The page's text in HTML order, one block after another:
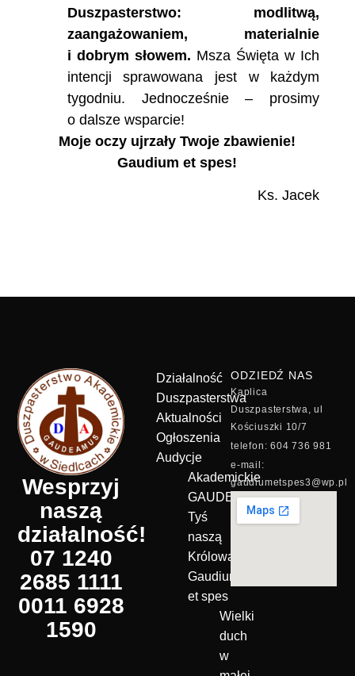
Duszpasterstwo: modlitwą,
zaangażowaniem, materialnie
i dobrym słowem. Msza Święta w Ich
intencji sprawowana jest w każdym
tygodniu. Jednocześnie – prosimy
o dalsze wsparcie!
Moje oczy ujrzały Twoje zbawienie!
Gaudium et spes!
Ks. Jacek
Wesprzyj
naszą
działalność!
07 1240
2685 1111
0011 6928
1590
Działalność
Duszpasterstwa
Aktualności
Ogłoszenia
Audycje
Akademickie
GAUDEAMUS
Tyś
naszą
Królową!
Gaudium
et spes
Wielki
duch
w
ODZIEDŹ NAS
Kaplica
Duszpasterstwa, ul
Kościuszki 10/7
telefon: 604 736 981
e-mail:
gaudiumetspes3@wp.pl